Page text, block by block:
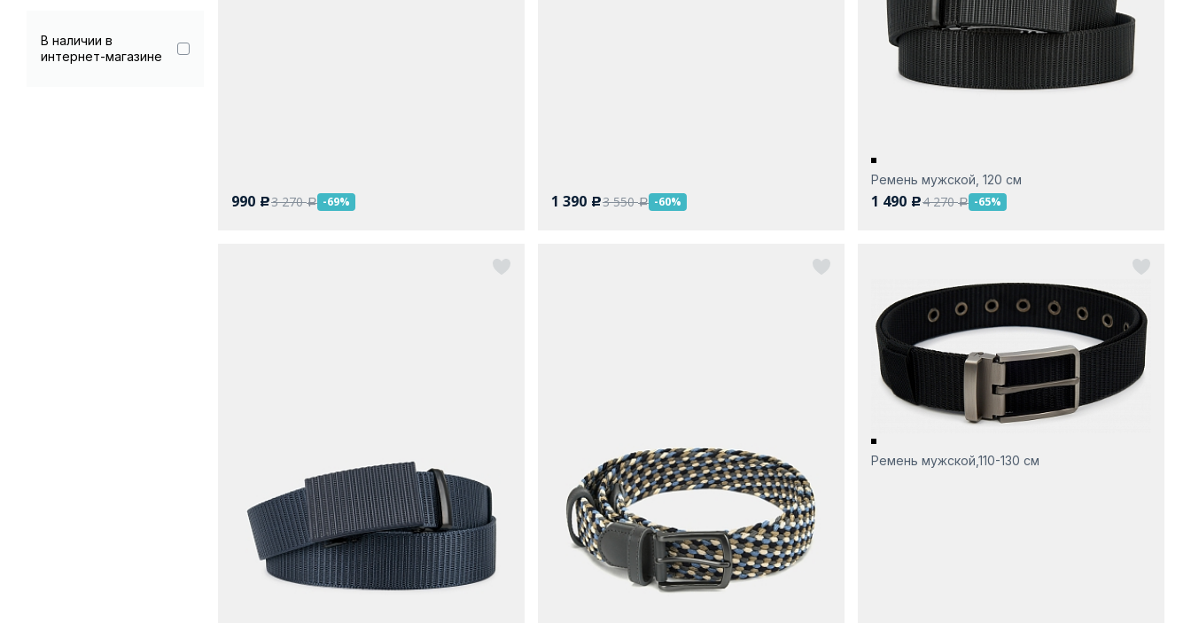
Черный
Искусственная
кожа
В наличии в
интернет-магазине
990 c3 270a -69% 1 390 c3 550a -60%
Ремень мужской, 120 см
1 490 c4 270a -65%
Ремень мужской,110-130 см